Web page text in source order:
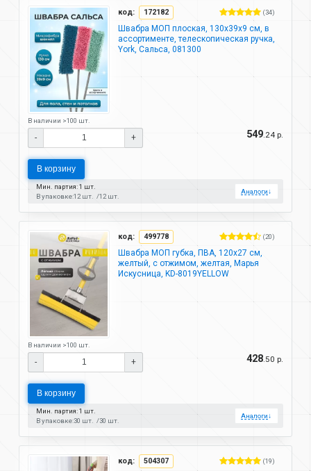
код: 172182 (34)
Швабра МОП плоская, 130х39х9 см, в
ассортименте, телескопическая ручка,
York, Сальса, 081300
В наличии >100 шт.
- + 549.24 р.
В корзину
Мин. партия: 1 шт.
В упаковке:12 шт. 12 шт.
Аналоги↓
код: 499778 (20)
Швабра МОП губка, ПВА, 120х27 см,
желтый, с отжимом, желтая, Марья
Искусница, KD-8019YELLOW
В наличии >100 шт.
- + 428.50 р.
В корзину
Мин. партия: 1 шт.
В упаковке:30 шт. 30 шт.
Аналоги↓
код: 504307 (19)